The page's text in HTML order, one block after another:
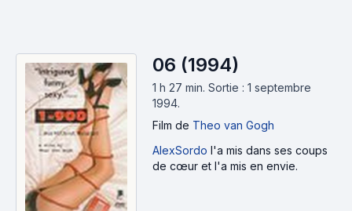
06 (1994)
1 h 27 min. Sortie : 1 septembre
1994.
Film de Theo van Gogh
AlexSordo l'a mis dans ses coups
de cœur et l'a mis en envie.